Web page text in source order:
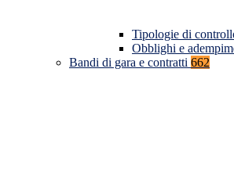
Tipologie di
Obblighi e
Bandi di gara e contratti 662